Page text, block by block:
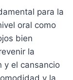
para la
oral como
bien
la
y el cansancio